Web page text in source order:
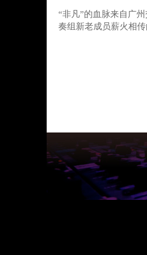
“非凡”的血脉来自广
奏组新老成员薪火相